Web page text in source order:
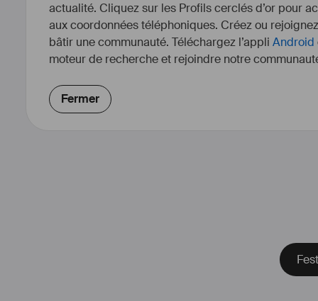
actualité. Cliquez sur les Profils cerclés d’or pour
aux coordonnées téléphoniques. Créez ou
bâtir une communauté. Téléchargez l’appli Android
moteur de recherche et rejoindre notre
Fermer